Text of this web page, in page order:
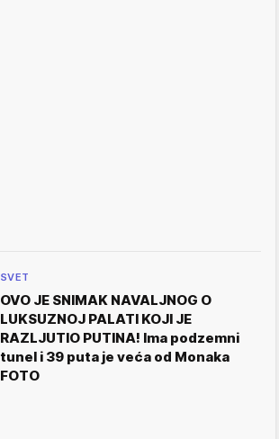
SVET
OVO JE SNIMAK NAVALJNOG O
LUKSUZNOJ PALATI KOJI JE
RAZLJUTIO PUTINA! Ima podzemni
tunel i 39 puta je veća od Monaka
FOTO